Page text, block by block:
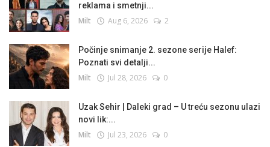
reklama i smetnji...
Milt Aug 6, 2026 2
Počinje snimanje 2. sezone serije Halef:
Poznati svi detalji...
Milt Jul 28, 2026 0
Uzak Sehir | Daleki grad – U treću sezonu ulazi
novi lik:...
Milt Jul 23, 2026 0